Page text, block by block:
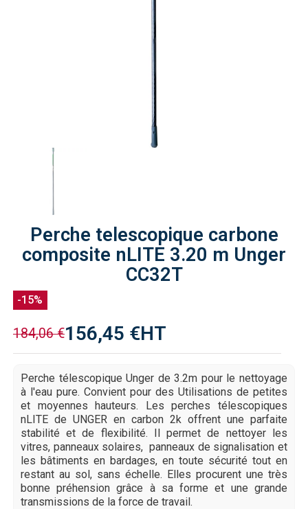
Perche telescopique carbone
composite nLITE 3.20 m Unger
CC32T
-15%
184,06 €156,45 €HT
Perche télescopique Unger de 3.2m pour le nettoyage
à l'eau pure. Convient pour des Utilisations de petites
et moyennes hauteurs. Les perches télescopiques
nLITE de UNGER en carbon 2k offrent une parfaite
stabilité et de flexibilité. Il permet de nettoyer les
vitres, panneaux solaires, panneaux de signalisation et
les bâtiments en bardages, en toute sécurité tout en
restant au sol, sans échelle. Elles procurent une très
bonne préhension grâce à sa forme et une grande
transmissions de la force de travail.